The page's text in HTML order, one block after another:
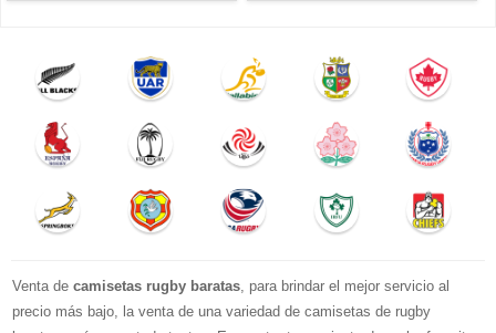
Venta de camisetas rugby baratas, para brindar el mejor servicio al
precio más bajo, la venta de una variedad de camisetas de rugby